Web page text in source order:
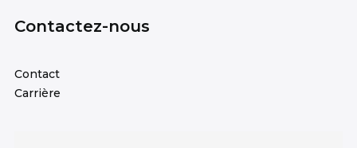
Contactez-nous
Contact
Carrière